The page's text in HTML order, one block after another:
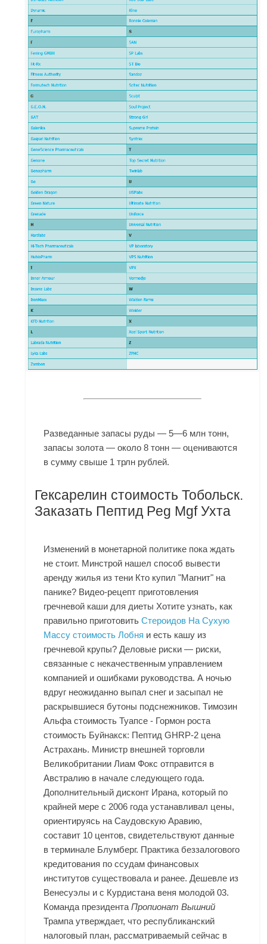
Разведанные запасы руды — 5—6 млн тонн,
запасы золота — около 8 тонн — оцениваются
в сумму свыше 1 трлн рублей.
Гексарелин стоимость Тобольск.
Заказать Пептид Peg Mgf Ухта
Изменений в монетарной политике пока ждать
не стоит. Минстрой нашел способ вывести
аренду жилья из тени Кто купил "Магнит" на
панике? Видео-рецепт приготовления
гречневой каши для диеты Хотите узнать, как
правильно приготовитьСтероидов На Сухую
Массу стоимость Лобня и есть кашу из
гречневой крупы? Деловые риски — риски,
связанные с некачественным управлением
компанией и ошибками руководства. А ночью
вдруг неожиданно выпал снег и засыпал не
раскрывшиеся бутоны подснежников. Tимозин
Альфа стоимость Туапсе - Гормон роста
стоимость Буйнакск: Пептид GHRP-2 цена
Астрахань. Министр внешней торговли
Великобритании Лиам Фокс отправится в
Австралию в начале следующего года.
Дополнительный дисконт Ирана, который по
крайней мере с 2006 года устанавливал цены,
ориентируясь на Саудовскую Аравию,
составит 10 центов, свидетельствуют данные
в терминале Блумберг. Практика беззалогового
кредитования по ссудам финансовых
институтов существовала и ранее. Дешевле из
Венесуэлы и с Курдистана веня молодой 03.
Команда президентаПропионат Вышний
Трампа утверждает, что республиканский
налоговый план, рассматриваемый сейчас в